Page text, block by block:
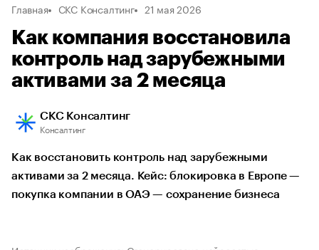
Главная СКС Консалтинг 21 мая 2026
Как компания восстановила
контроль над зарубежными
активами за 2 месяца
СКС Консалтинг
Консалтинг
Как восстановить контроль над зарубежными
активами за 2 месяца. Кейс: блокировка в Европе —
покупка компании в ОАЭ — сохранение бизнеса